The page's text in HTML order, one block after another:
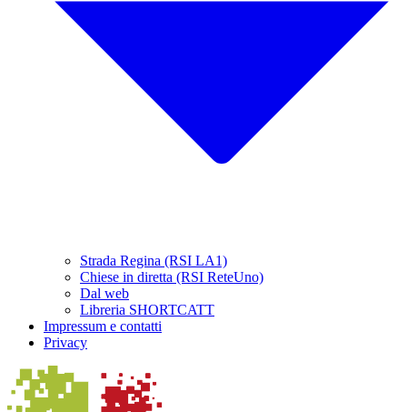
Strada Regina (RSI LA1)
Chiese in diretta (RSI ReteUno)
Dal web
Libreria SHORTCATT
Impressum e contatti
Privacy